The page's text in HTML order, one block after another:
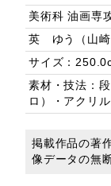
美術科 油画専
英 ゆう（山
サイズ：
素材・技法：
ロ）・アクリ
掲載作品の著
像データの無